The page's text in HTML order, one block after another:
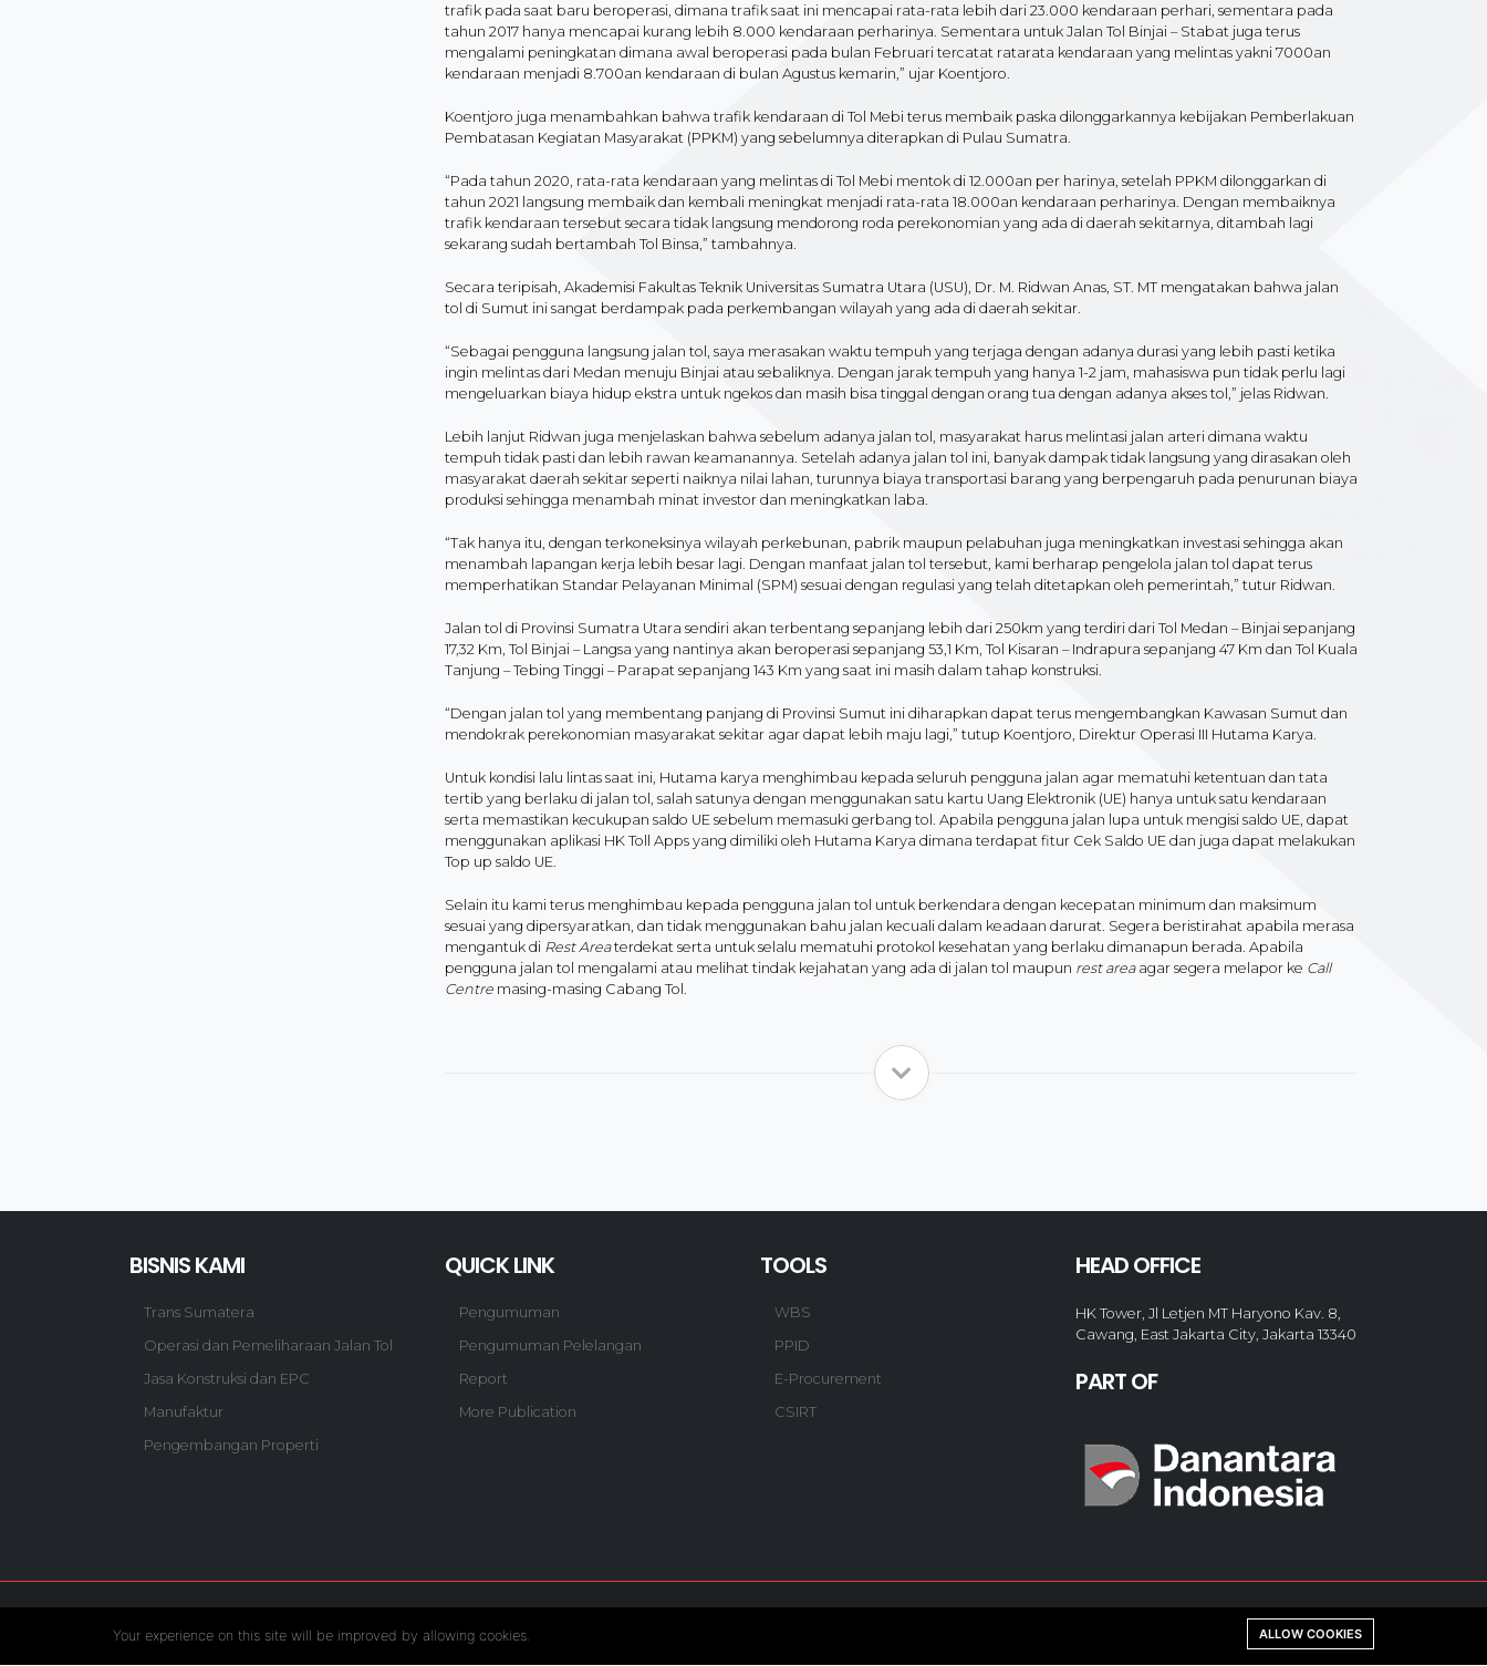
trafik pada saat baru beroperasi, dimana trafik saat ini mencapai rata-rata lebih dari 23.000 kendaraan perhari, sementara pada
tahun 2017 hanya mencapai kurang lebih 8.000 kendaraan perharinya. Sementara untuk Jalan Tol Binjai – Stabat juga terus
mengalami peningkatan dimana awal beroperasi pada bulan Februari tercatat ratarata kendaraan yang melintas yakni 7000an
kendaraan menjadi 8.700an kendaraan di bulan Agustus kemarin,” ujar Koentjoro.
Koentjoro juga menambahkan bahwa trafik kendaraan di Tol Mebi terus membaik paska dilonggarkannya kebijakan Pemberlakuan
Pembatasan Kegiatan Masyarakat (PPKM) yang sebelumnya diterapkan di Pulau Sumatra.
“Pada tahun 2020, rata-rata kendaraan yang melintas di Tol Mebi mentok di 12.000an per harinya, setelah PPKM dilonggarkan di
tahun 2021 langsung membaik dan kembali meningkat menjadi rata-rata 18.000an kendaraan perharinya. Dengan membaiknya
trafik kendaraan tersebut secara tidak langsung mendorong roda perekonomian yang ada di daerah sekitarnya, ditambah lagi
sekarang sudah bertambah Tol Binsa,” tambahnya.
Secara teripisah, Akademisi Fakultas Teknik Universitas Sumatra Utara (USU), Dr. M. Ridwan Anas, ST. MT mengatakan bahwa jalan
tol di Sumut ini sangat berdampak pada perkembangan wilayah yang ada di daerah sekitar.
“Sebagai pengguna langsung jalan tol, saya merasakan waktu tempuh yang terjaga dengan adanya durasi yang lebih pasti ketika
ingin melintas dari Medan menuju Binjai atau sebaliknya. Dengan jarak tempuh yang hanya 1-2 jam, mahasiswa pun tidak perlu lagi
mengeluarkan biaya hidup ekstra untuk ngekos dan masih bisa tinggal dengan orang tua dengan adanya akses tol,” jelas Ridwan.
Lebih lanjut Ridwan juga menjelaskan bahwa sebelum adanya jalan tol, masyarakat harus melintasi jalan arteri dimana waktu
tempuh tidak pasti dan lebih rawan keamanannya. Setelah adanya jalan tol ini, banyak dampak tidak langsung yang dirasakan oleh
masyarakat daerah sekitar seperti naiknya nilai lahan, turunnya biaya transportasi barang yang berpengaruh pada penurunan biaya
produksi sehingga menambah minat investor dan meningkatkan laba.
“Tak hanya itu, dengan terkoneksinya wilayah perkebunan, pabrik maupun pelabuhan juga meningkatkan investasi sehingga akan
menambah lapangan kerja lebih besar lagi. Dengan manfaat jalan tol tersebut, kami berharap pengelola jalan tol dapat terus
memperhatikan Standar Pelayanan Minimal (SPM) sesuai dengan regulasi yang telah ditetapkan oleh pemerintah,” tutur Ridwan.
Jalan tol di Provinsi Sumatra Utara sendiri akan terbentang sepanjang lebih dari 250km yang terdiri dari Tol Medan – Binjai sepanjang
17,32 Km, Tol Binjai – Langsa yang nantinya akan beroperasi sepanjang 53,1 Km, Tol Kisaran – Indrapura sepanjang 47 Km dan Tol Kuala
Tanjung – Tebing Tinggi – Parapat sepanjang 143 Km yang saat ini masih dalam tahap konstruksi.
“Dengan jalan tol yang membentang panjang di Provinsi Sumut ini diharapkan dapat terus mengembangkan Kawasan Sumut dan
mendokrak perekonomian masyarakat sekitar agar dapat lebih maju lagi,” tutup Koentjoro, Direktur Operasi III Hutama Karya.
Untuk kondisi lalu lintas saat ini, Hutama karya menghimbau kepada seluruh pengguna jalan agar mematuhi ketentuan dan tata
tertib yang berlaku di jalan tol, salah satunya dengan menggunakan satu kartu Uang Elektronik (UE) hanya untuk satu kendaraan
serta memastikan kecukupan saldo UE sebelum memasuki gerbang tol. Apabila pengguna jalan lupa untuk mengisi saldo UE, dapat
menggunakan aplikasi HK Toll Apps yang dimiliki oleh Hutama Karya dimana terdapat fitur Cek Saldo UE dan juga dapat melakukan
Top up saldo UE.
Selain itu kami terus menghimbau kepada pengguna jalan tol untuk berkendara dengan kecepatan minimum dan maksimum
sesuai yang dipersyaratkan, dan tidak menggunakan bahu jalan kecuali dalam keadaan darurat. Segera beristirahat apabila merasa
mengantuk di Rest Areaterdekat serta untuk selalu mematuhi protokol kesehatan yang berlaku dimanapun berada. Apabila
pengguna jalan tol mengalami atau melihat tindak kejahatan yang ada di jalan tol maupun rest areaagar segera melapor ke Call
Centre masing-masing Cabang Tol.
BISNIS KAMI
Trans Sumatera
Operasi dan Pemeliharaan Jalan Tol
Jasa Konstruksi dan EPC
Manufaktur
Pengembangan Properti
QUICK LINK
Pengumuman
Pengumuman Pelelangan
Report
More Publication
TOOLS
WBS
PPID
E-Procurement
CSIRT
HEAD OFFICE
HK Tower, Jl Letjen MT Haryono Kav. 8,
Cawang, East Jakarta City, Jakarta 13340
PART OF
Your experience on this site will be improved by allowing cookies. ALLOW COOKIES